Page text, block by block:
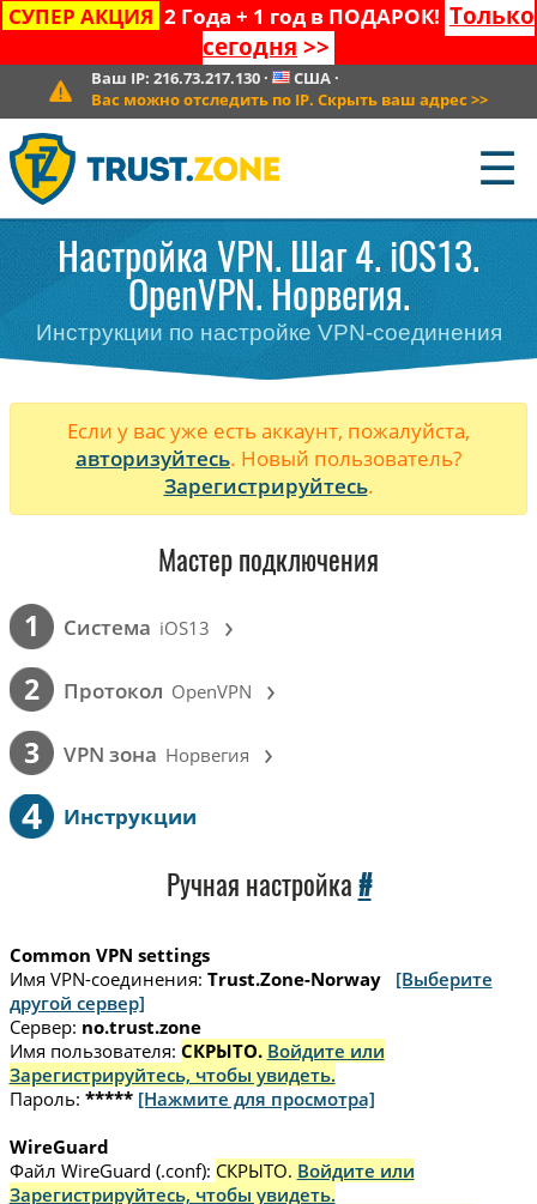
СУПЕР АКЦИЯ 2 Года + 1 год в ПОДАРОК! Только
сегодня >>
Ваш IP: 216.73.217.130· США·
Вас можно отследить по IP. Скрыть ваш адрес >>
☰
Настройка VPN. Шаг 4. iOS13.
OpenVPN. Норвегия.
Инструкции по настройке VPN-соединения
Если у вас уже есть аккаунт, пожалуйста,
авторизуйтесь. Новый пользователь?
Зарегистрируйтесь.
Мастер подключения
1 Cистема iOS13 ›
2 Протокол OpenVPN ›
3 VPN зона Норвегия ›
4 Инструкции
Ручная настройка #
Common VPN settings
Имя VPN-соединения: Trust.Zone-Norway
[Выберите
другой сервер]
Сервер: no.trust.zone
Имя пользователя: СКРЫТО. Войдите или
Зарегистрируйтесь, чтобы увидеть.
Пароль: ***** [Нажмите для просмотра]
WireGuard
Файл WireGuard (.conf): СКРЫТО. Войдите или
Зарегистрируйтесь, чтобы увидеть.